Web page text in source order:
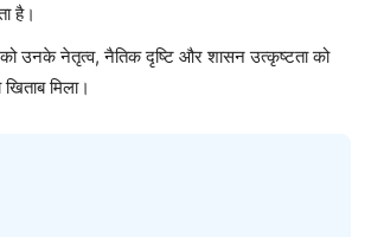
है।
उनके नेतृत्व, नैतिक दृष्टि और शासन उत्कृष्टता को
मिला।